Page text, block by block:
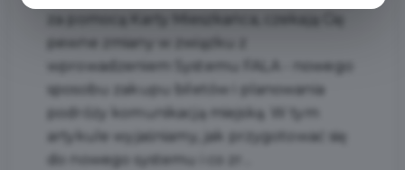
pewne zmiany w związku z
wprowadzeniem Systemu FALA - nowego
sposobu zakupu biletów i planowania
podróży komunikacją miejską. W tym
artykule wyjaśniamy, jak przygotować się
do nowego systemu i co zr...